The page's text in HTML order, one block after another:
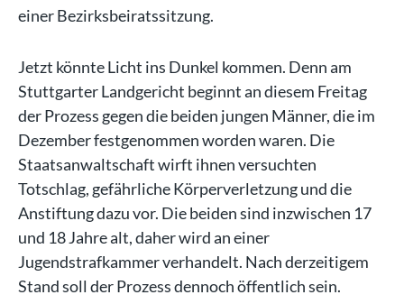
einer Bezirksbeiratssitzung.
Jetzt könnte Licht ins Dunkel kommen. Denn am
Stuttgarter Landgericht beginnt an diesem Freitag
der Prozess gegen die beiden jungen Männer, die im
Dezember festgenommen worden waren. Die
Staatsanwaltschaft wirft ihnen versuchten
Totschlag, gefährliche Körperverletzung und die
Anstiftung dazu vor. Die beiden sind inzwischen 17
und 18 Jahre alt, daher wird an einer
Jugendstrafkammer verhandelt. Nach derzeitigem
Stand soll der Prozess dennoch öffentlich sein.